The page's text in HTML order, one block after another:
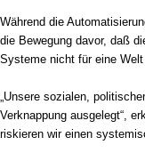
Während die
die Bewegung davor, daß
Systeme nicht für eine
„Unsere sozialen,
Verknappung ausgelegt“,
riskieren wir einen